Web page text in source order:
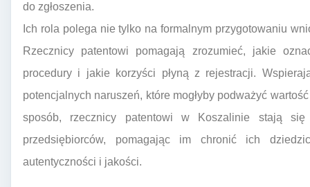
do zgłoszenia.
Ich rola polega nie tylko na formalnym przygotowaniu
Rzecznicy patentowi pomagają zrozumieć, jakie
procedury i jakie korzyści płyną z rejestracji.
potencjalnych naruszeń, które mogłyby podważyć
sposób, rzecznicy patentowi w Koszalinie stają
przedsiębiorców, pomagając im chronić ich
autentyczności i jakości.